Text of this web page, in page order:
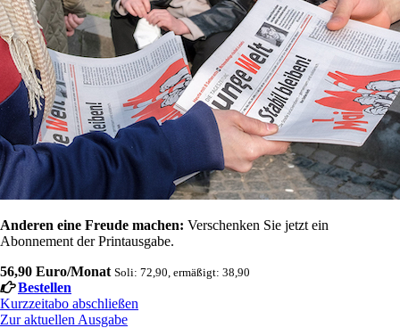
Anderen eine Freude machen: Verschenken Sie jetzt ein
Abonnement der Printausgabe.
56,90 Euro/Monat Soli: 72,90, ermäßigt: 38,90
Bestellen
Kurzzeitabo abschließen
Zur aktuellen Ausgabe